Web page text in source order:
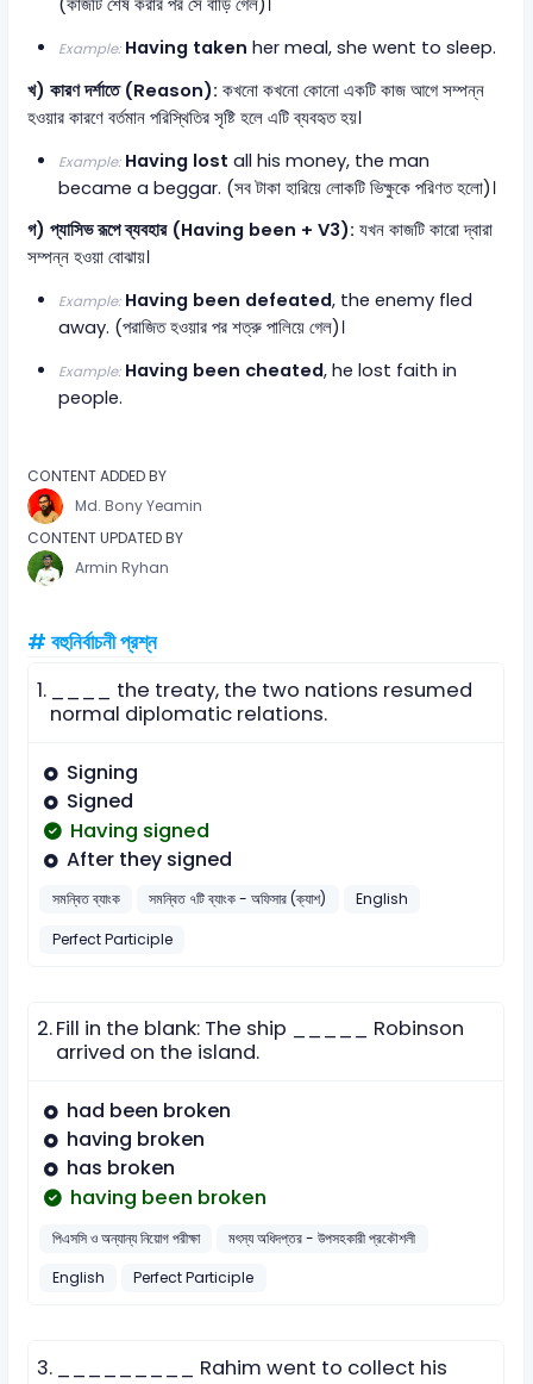
(কাজটি শেষ করার পর সে বাড়ি গেল)।
Example: Having taken her meal, she went to sleep.
খ) কারণ দর্শাতে (Reason): কখনো কখনো কোনো একটি কাজ আগে সম্পন্ন
হওয়ার কারণে বর্তমান পরিস্থিতির সৃষ্টি হলে এটি ব্যবহৃত হয়।
Example: Having lost all his money, the man
became a beggar. (সব টাকা হারিয়ে লোকটি ভিক্ষুকে পরিণত হলো)।
গ) প্যাসিভ রূপে ব্যবহার (Having been + V3): যখন কাজটি কারো দ্বারা
সম্পন্ন হওয়া বোঝায়।
Example: Having been defeated, the enemy fled
away. (পরাজিত হওয়ার পর শত্রু পালিয়ে গেল)।
Example: Having been cheated, he lost faith in
people.
CONTENT ADDED BY
Md. Bony Yeamin
CONTENT UPDATED BY
Armin Ryhan
# বহুনির্বাচনী প্রশ্ন
1.
____ the treaty, the two nations resumed
normal diplomatic relations.
Signing
Signed
Having signed
After they signed
সমন্বিত ব্যাংক সমন্বিত ৭টি ব্যাংক - অফিসার (ক্যাশ)
English
Perfect Participle
2.Fill in the blank: The ship _____ Robinson
arrived on the island.
had been broken
having broken
has broken
having been broken
পিএসসি ও অন্যান্য নিয়োগ পরীক্ষা
মৎস্য অধিদপ্তর - উপসহকারী প্রকৌশলী
English
Perfect Participle
3.
_________ Rahim went to collect his